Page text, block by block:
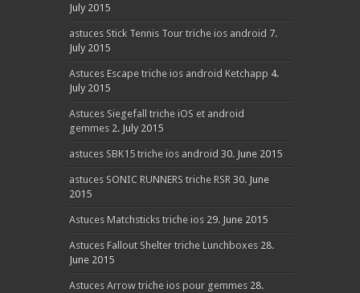
July 2015
astuces Stick Tennis Tour triche ios android 7.
July 2015
Astuces Escape triche ios android Ketchapp 4.
July 2015
Astuces Siegefall triche iOS et android
gemmes 2. July 2015
astuces SBK15 triche ios android 30. June 2015
astuces SONIC RUNNERS triche RSR 30. June
2015
Astuces Matchsticks triche ios 29. June 2015
Astuces Fallout Shelter triche Lunchboxes 28.
June 2015
Astuces Arrow triche ios pour gemmes 28.